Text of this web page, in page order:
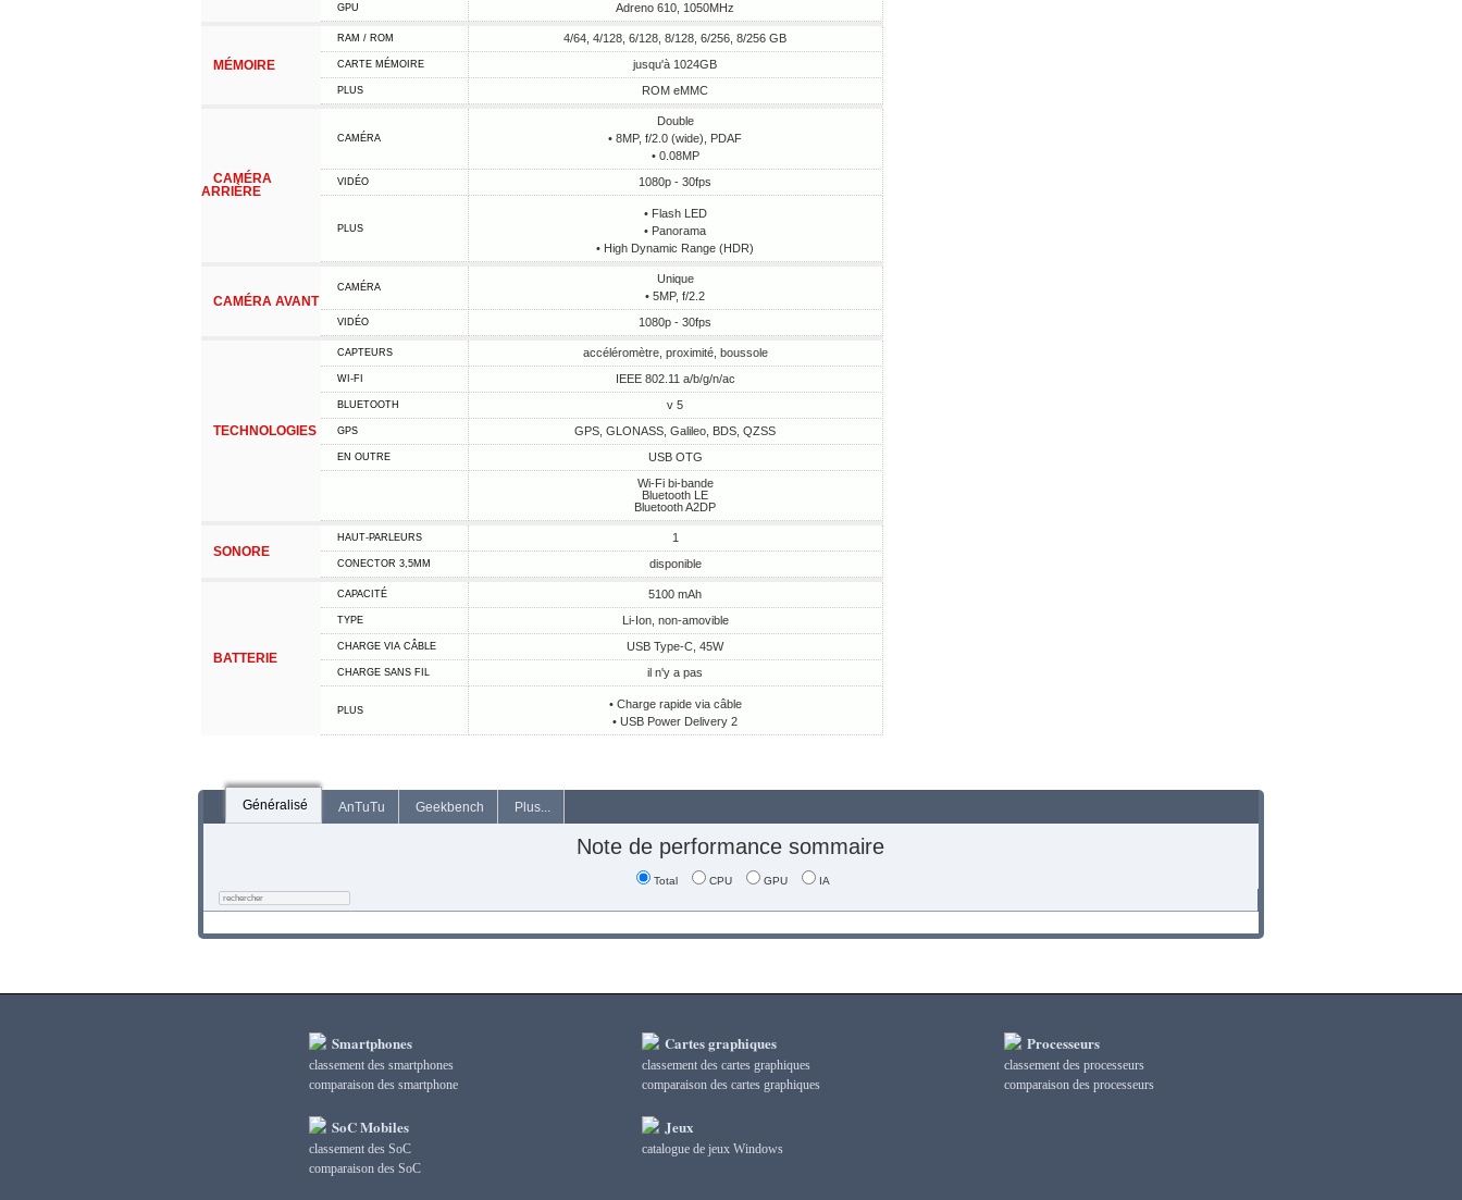
GPU Adreno 610, 1050MHz
MÉMOIRE
RAM / ROM 4/64, 4/128, 6/128, 8/128, 6/256, 8/256 GB
CARTE MÉMOIRE jusqu'à 1024GB
PLUS ROM eMMC
CAMÉRA
ARRIÈRE
CAMÉRA
Double
• 8MP, f/2.0 (wide), PDAF
• 0.08MP
VIDÉO 1080p - 30fps
PLUS
• Flash LED
• Panorama
• High Dynamic Range (HDR)
CAMÉRA AVANT
CAMÉRA
Unique
• 5MP, f/2.2
VIDÉO 1080p - 30fps
TECHNOLOGIES
CAPTEURS accéléromètre, proximité, boussole
WI-FI IEEE 802.11 a/b/g/n/ac
BLUETOOTH v 5
GPS GPS, GLONASS, Galileo, BDS, QZSS
EN OUTRE
USB OTG
Wi-Fi bi-bande
Bluetooth LE
Bluetooth A2DP
SONORE
HAUT-PARLEURS 1
CONECTOR 3,5MM disponible
BATTERIE
CAPACITÉ 5100 mAh
TYPE Li-Ion, non-amovible
CHARGE VIA CÂBLE USB Type-C, 45W
CHARGE SANS FIL il n'y a pas
PLUS
• Charge rapide via câble
• USB Power Delivery 2
Généralisé AnTuTu Geekbench Plus...
Note de performance sommaire
Total CPU GPU IA
Smartphones
classement des smartphones
сomparaison des smartphone
SoC Mobiles
classement des SoC
сomparaison des SoC
Cartes graphiques
classement des cartes graphiques
сomparaison des cartes graphiques
Jeux
catalogue de jeux Windows
Processeurs
classement des processeurs
сomparaison des processeurs